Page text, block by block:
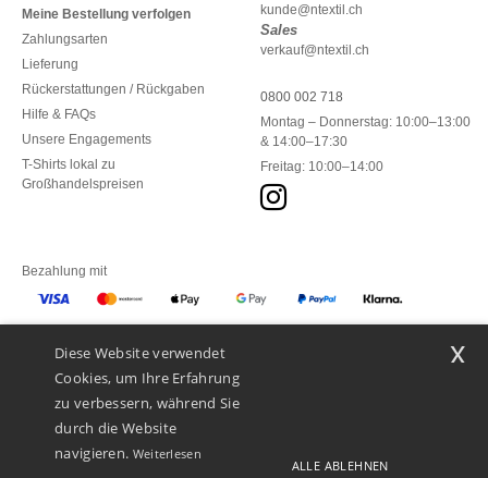
Meine Bestellung verfolgen
Zahlungsarten
Lieferung
Rückerstattungen / Rückgaben
Hilfe & FAQs
Unsere Engagements
T-Shirts lokal zu
Großhandelspreisen
kunde@ntextil.ch
Sales
verkauf@ntextil.ch
0800 002 718
Montag – Donnerstag: 10:00–13:00
& 14:00–17:30
Freitag: 10:00–14:00
Bezahlung mit
Unsere Paketzusteller
Diese Website verwendet
Cookies, um Ihre Erfahrung
zu verbessern, während Sie
durch die Website
navigieren. Weiterlesen
ALLE ABLEHNEN
x